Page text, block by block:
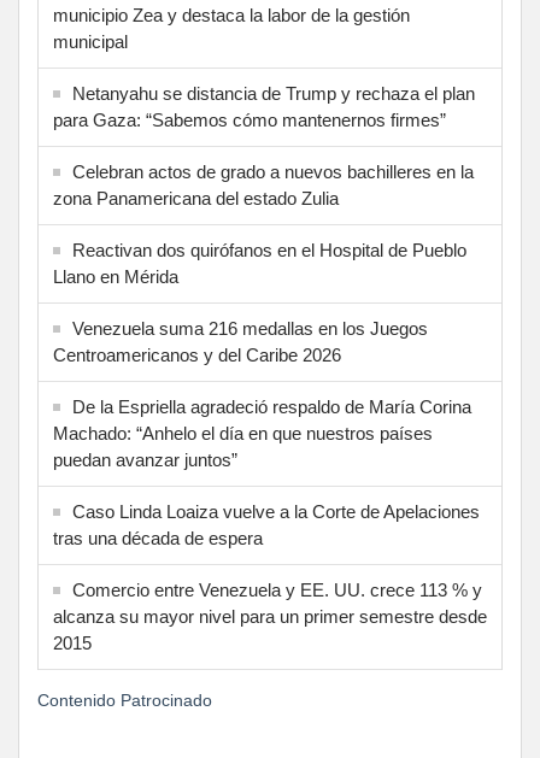
municipio Zea y destaca la labor de la gestión
municipal
Netanyahu se distancia de Trump y rechaza el plan
para Gaza: “Sabemos cómo mantenernos firmes”
Celebran actos de grado a nuevos bachilleres en la
zona Panamericana del estado Zulia
Reactivan dos quirófanos en el Hospital de Pueblo
Llano en Mérida
Venezuela suma 216 medallas en los Juegos
Centroamericanos y del Caribe 2026
De la Espriella agradeció respaldo de María Corina
Machado: “Anhelo el día en que nuestros países
puedan avanzar juntos”
Caso Linda Loaiza vuelve a la Corte de Apelaciones
tras una década de espera
Comercio entre Venezuela y EE. UU. crece 113 % y
alcanza su mayor nivel para un primer semestre desde
2015
Contenido Patrocinado